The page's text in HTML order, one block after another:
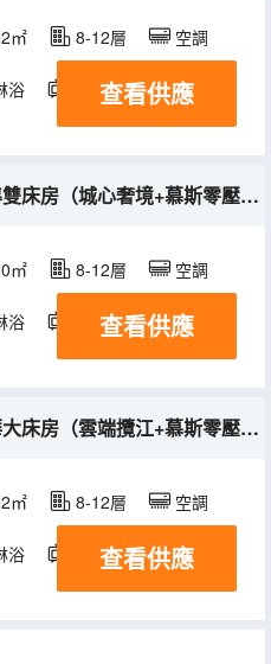
㎡ 8-12層 空調
浴 電視機
查看供應
標準雙床房（城心奢境+慕斯零壓床墊+全屋智能）
㎡ 8-12層 空調
浴 電視機
查看供應
豪華大床房（雲端攬江+慕斯零壓床墊+全屋智能）
㎡ 8-12層 空調
浴 電視機
查看供應